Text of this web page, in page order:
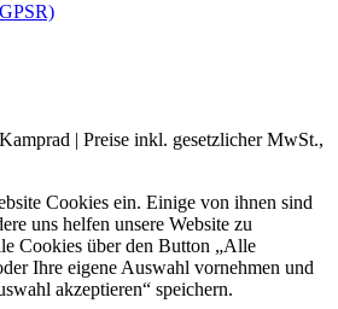
| Preise inkl. gesetzlicher MwSt.,
Cookies ein. Einige von ihnen sind
uns helfen unsere Website zu
Cookies über den Button „Alle
Ihre eigene Auswahl vornehmen und
akzeptieren“ speichern.